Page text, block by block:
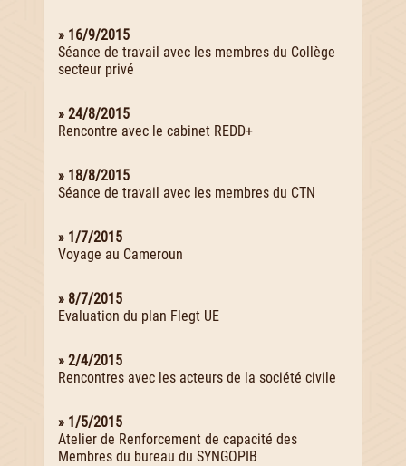
» 16/9/2015
Séance de travail avec les membres du Collège
secteur privé
» 24/8/2015
Rencontre avec le cabinet REDD+
» 18/8/2015
Séance de travail avec les membres du CTN
» 1/7/2015
Voyage au Cameroun
» 8/7/2015
Evaluation du plan Flegt UE
» 2/4/2015
Rencontres avec les acteurs de la société civile
» 1/5/2015
Atelier de Renforcement de capacité des
Membres du bureau du SYNGOPIB